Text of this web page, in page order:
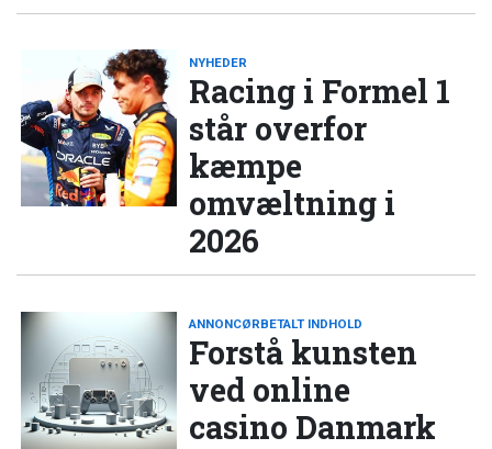
NYHEDER
Racing i Formel 1
står overfor
kæmpe
omvæltning i
2026
ANNONCØRBETALT INDHOLD
Forstå kunsten
ved online
casino Danmark